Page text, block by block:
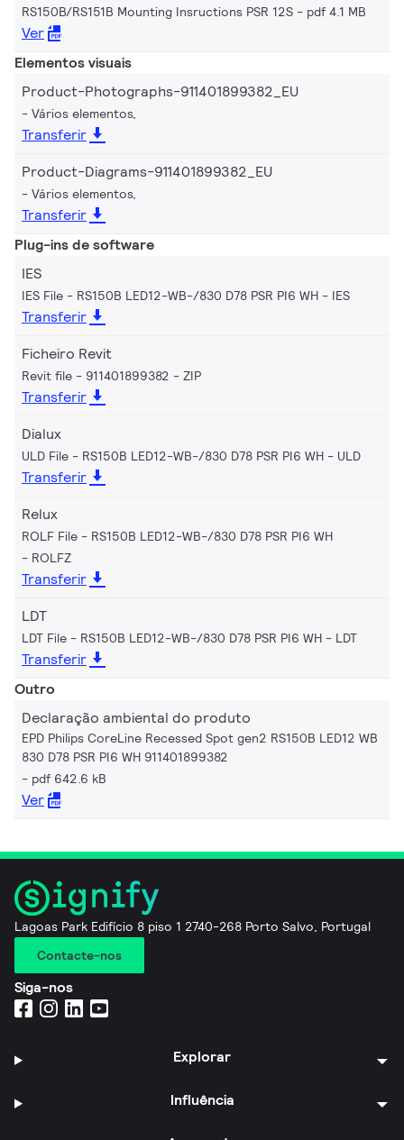
RS150B/RS151B Mounting Insructions PSR 12S pdf 4.1 MB
Ver
Elementos visuais
Product-Photographs-911401899382_EU
Vários elementos,
Transferir
Product-Diagrams-911401899382_EU
Vários elementos,
Transferir
Plug-ins de software
IES
IES File - RS150B LED12-WB-/830 D78 PSR PI6 WH IES
Transferir
Ficheiro Revit
Revit file - 911401899382 ZIP
Transferir
Dialux
ULD File - RS150B LED12-WB-/830 D78 PSR PI6 WH ULD
Transferir
Relux
ROLF File - RS150B LED12-WB-/830 D78 PSR PI6 WH
ROLFZ
Transferir
LDT
LDT File - RS150B LED12-WB-/830 D78 PSR PI6 WH LDT
Transferir
Outro
Declaração ambiental do produto
EPD Philips CoreLine Recessed Spot gen2 RS150B LED12 WB
830 D78 PSR PI6 WH 911401899382
pdf 642.6 kB
Ver
Lagoas Park Edifício 8 piso 1 2740-268 Porto Salvo, Portugal
Contacte-nos
Siga-nos
Explorar
Influência